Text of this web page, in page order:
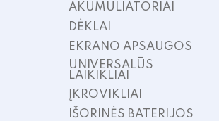
AKUMULIATORIAI
DĖKLAI
EKRANO APSAUGOS
UNIVERSALŪS
LAIKIKLIAI
ĮKROVIKLIAI
IŠORINĖS BATERIJOS